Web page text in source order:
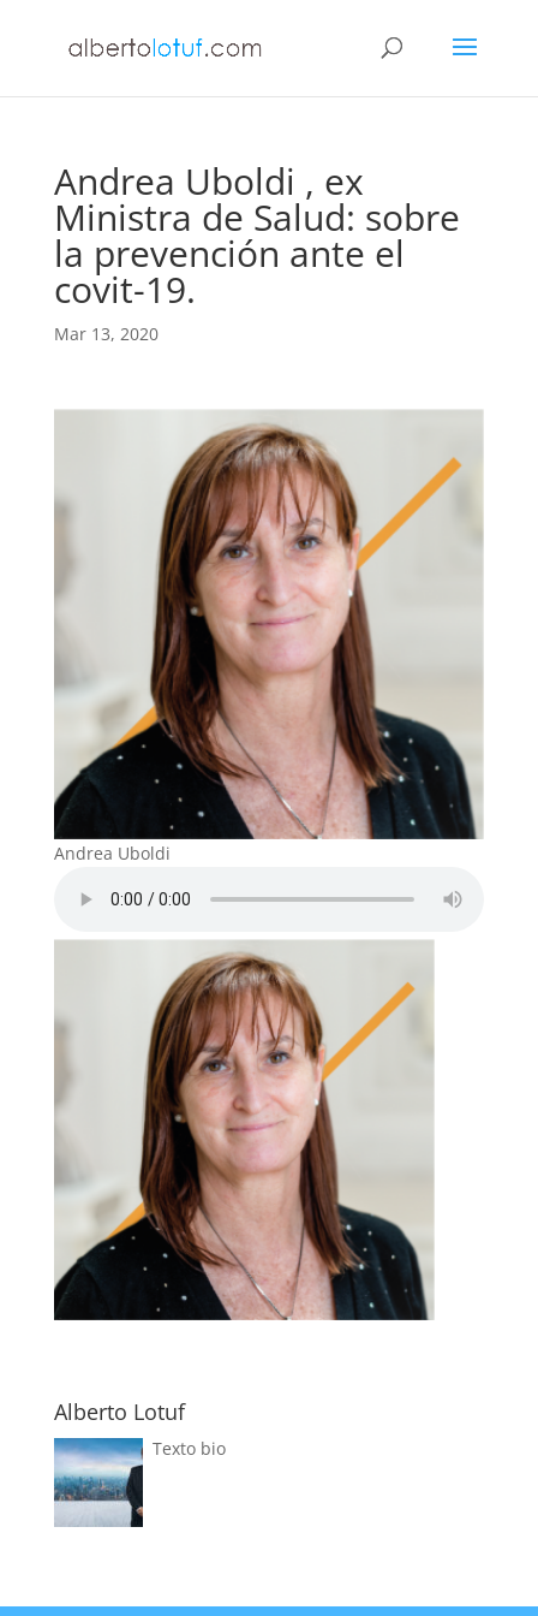
Andrea Uboldi , ex
Ministra de Salud: sobre
la prevención ante el
covit-19.
Mar 13, 2020
Andrea Uboldi
Alberto Lotuf
Texto bio